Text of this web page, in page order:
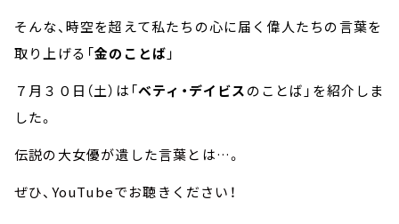
そんな、時空を超えて私たちの心に届く偉人たちの言葉を
取り上げる「金のことば 」
７月３０日（土）は「ベティ・デイビスのことば」を紹介しま
した。
伝説の大女優が遺した言葉とは…。
ぜひ、YouTubeでお聴きください！